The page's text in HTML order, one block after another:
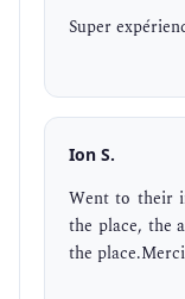
Super
Ion S.
Went to their
the place, the
the